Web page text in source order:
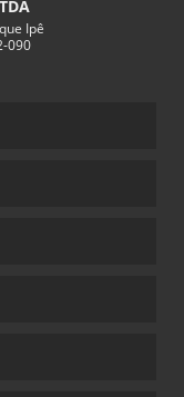
Ipê
090